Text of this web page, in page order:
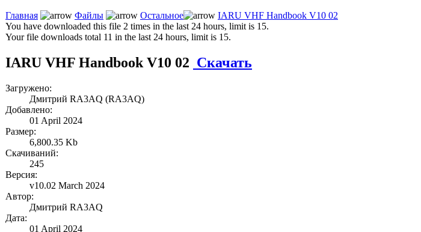
Главная Файлы Остальное
IARU VHF Handbook V10 02
You have downloaded this file 2 times in the last 24 hours, limit is 15.
Your file downloads total 11 in the last 24 hours, limit is 15.
IARU VHF Handbook V10 02 Скачать
Загружено:
Дмитрий RA3AQ (RA3AQ)
Добавлено:
01 April 2024
Размер:
6,800.35 Kb
Скачиваний:
245
Версия:
v10.02 March 2024
Автор:
Дмитрий RA3AQ
Дата:
01 April 2024